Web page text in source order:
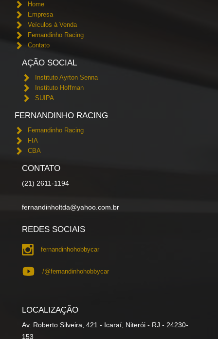
Home
Empresa
Veículos à Venda
Fernandinho Racing
Contato
AÇÃO SOCIAL
Instituto Ayrton Senna
Instituto Hoffman
SUIPA
FERNANDINHO RACING
Fernandinho Racing
FIA
CBA
CONTATO
(21) 2611-1194
fernandinholtda@yahoo.com.br
REDES SOCIAIS
fernandinhohobbycar
/@fernandinhohobbycar
LOCALIZAÇÃO
Av. Roberto Silveira, 421 - Icaraí, Niterói - RJ - 24230-
153